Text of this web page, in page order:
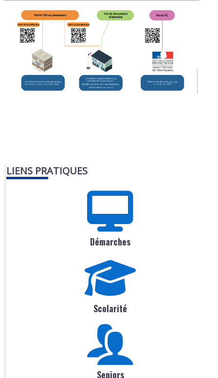
LIENS PRATIQUES
Démarches
Scolarité
Seniors